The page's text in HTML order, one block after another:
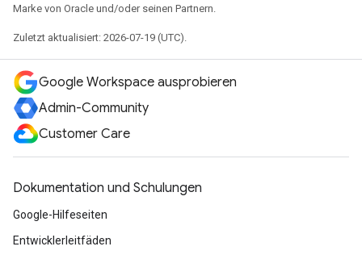
Marke von Oracle und/oder seinen Partnern.
Zuletzt aktualisiert: 2026-07-19 (UTC).
Google Workspace ausprobieren
Admin-Community
Customer Care
Dokumentation und Schulungen
Google-Hilfeseiten
Entwicklerleitfäden